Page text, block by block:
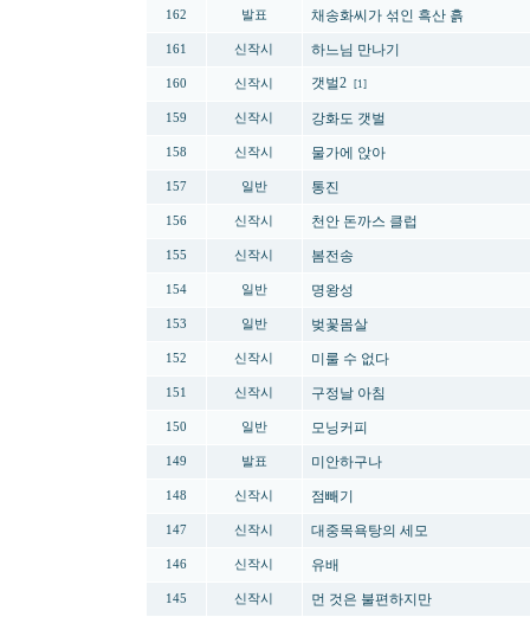
162 발표 채송화씨가 섞인 흑산 흙
161 신작시 하느님 만나기
160 신작시 갯벌2 [1]
159 신작시 강화도 갯벌
158 신작시 물가에 앉아
157 일반 통진
156 신작시 천안 돈까스 클럽
155 신작시 봄전송
154 일반 명왕성
153 일반 벚꽃몸살
152 신작시 미룰 수 없다
151 신작시 구정날 아침
150 일반 모닝커피
149 발표 미안하구나
148 신작시 점빼기
147 신작시 대중목욕탕의 세모
146 신작시 유배
145 신작시 먼 것은 불편하지만